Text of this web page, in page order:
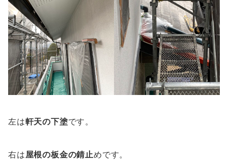
左は軒天の下塗です。
右は屋根の板金の錆止めです。